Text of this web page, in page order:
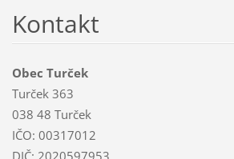
Kontakt
Obec Turček
Turček 363
038 48 Turček
IČO: 00317012
DIČ: 2020597953